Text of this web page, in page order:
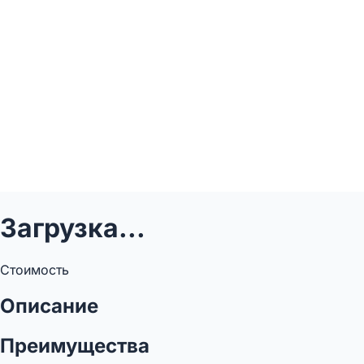
Загрузка...
Стоимость
Описание
Преимущества